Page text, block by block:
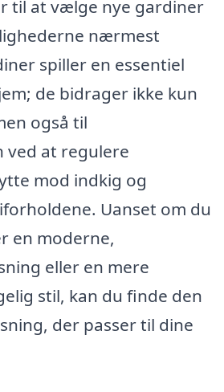
til at vælge nye gardiner
nærmest
spiller en essentiel
de bidrager ikke kun
også til
at regulere
mod indkig og
Uanset om du
en moderne,
eller en mere
stil, kan du finde den
der passer til dine